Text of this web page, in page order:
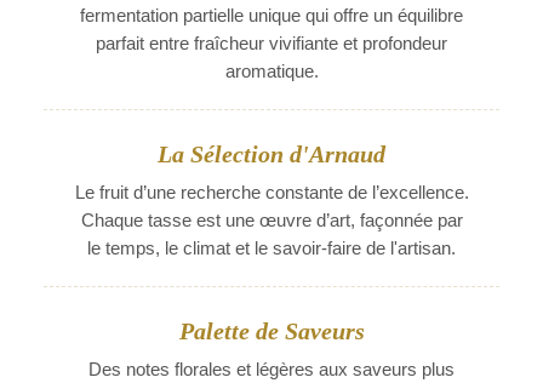
fermentation partielle unique qui offre un équilibre
parfait entre fraîcheur vivifiante et profondeur
aromatique.
La Sélection d'Arnaud
Le fruit d’une recherche constante de l’excellence.
Chaque tasse est une œuvre d’art, façonnée par
le temps, le climat et le savoir-faire de l'artisan.
Palette de Saveurs
Des notes florales et légères aux saveurs plus